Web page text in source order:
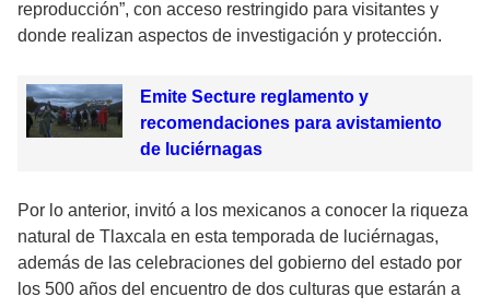
reproducción”, con acceso restringido para visitantes y
donde realizan aspectos de investigación y protección.
Emite Secture reglamento y
recomendaciones para avistamiento
de luciérnagas
Por lo anterior, invitó a los mexicanos a conocer la riqueza
natural de Tlaxcala en esta temporada de luciérnagas,
además de las celebraciones del gobierno del estado por
los 500 años del encuentro de dos culturas que estarán a